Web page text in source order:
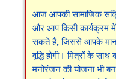
आज आपकी सामाजिक
और आप किसी कार्यक्रम में
सकते हैं, जिससे आपके
वृद्धि होगी। मित्रों के
मनोरंजन की योजना भी